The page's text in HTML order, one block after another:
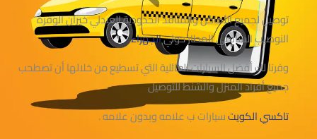
توصيل لجميع الأماكن والمنافذ الحدودية العبدلي خيران الوفرة
النوصيب السالمي المطار حوليالجهراء
وفرنا لك أفضل السيارات العائلية التي تسطيع من خلالها أن تصطحب
جميع أفراد المنزل والشنط للتوصيل
تاكسي الكويتسيارات ب علامه وبدون علامه .